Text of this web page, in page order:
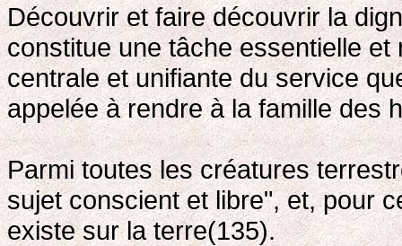
Découvrir et faire découvrir la
constitue une tâche essentielle
centrale et unifiante du service
appelée à rendre à la famille des
Parmi toutes les créatures
sujet conscient et libre", et, pour
existe sur la terre(135).